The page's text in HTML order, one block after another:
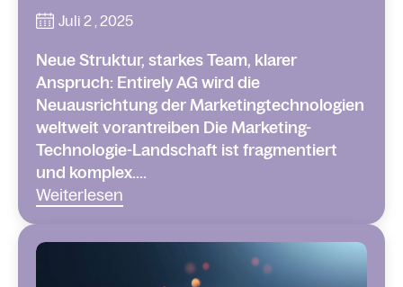
Juli 2 , 2025
Neue Struktur, starkes Team, klarer
Anspruch: Entirely AG wird die
Neuausrichtung der Marketingtechnologien
weltweit vorantreiben Die Marketing-
Technologie-Landschaft ist fragmentiert
und komplex....
Weiterlesen